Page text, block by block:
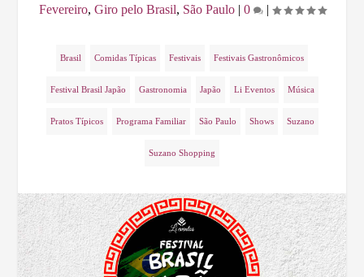
Fevereiro, Giro pelo Brasil, São Paulo| 0 |
Brasil Comidas Típicas Festivais Festivais Gastronômicos
Festival Brasil Japão Gastronomia Japão Li Eventos Música
Pratos Típicos Programa Familiar São Paulo Shows Suzano
Suzano Shopping